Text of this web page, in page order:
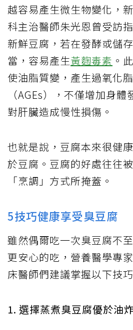
越容易產生微生物變化，
科主治醫師朱光恩曾受訪
新鮮豆腐，若在發酵或儲
當，容易產生黃麴毒素 。
使油脂質變，產生過氧化
（AGEs），不僅增加身
對肝臟造成慢性損傷。
也就是說，豆腐本來很健
於豆腐。豆腐的好處往往
「烹調」方式所掩蓋。
5技巧健康享受臭豆腐
雖然偶爾吃一次臭豆腐不
更安心的吃，營養醫學專家
床醫師們建議掌握以下技巧
1. 選擇蒸煮臭豆腐優於油